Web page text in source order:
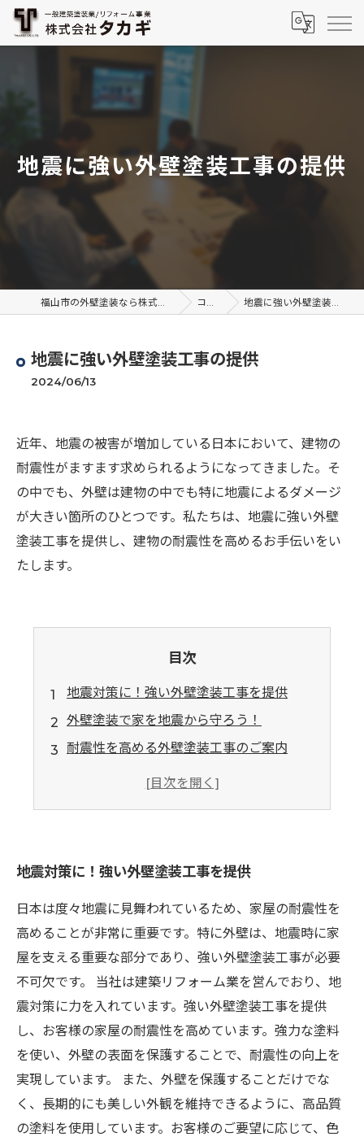
地震に強い外壁塗装工事の提供
福山市の外壁塗装なら株式会社TAKAGI コラム 地震に強い外壁塗装工事の提供
地震に強い外壁塗装工事の提供
2024/06/13
近年、地震の被害が増加している日本において、建物の
耐震性がますます求められるようになってきました。そ
の中でも、外壁は建物の中でも特に地震によるダメージ
が大きい箇所のひとつです。私たちは、地震に強い外壁
塗装工事を提供し、建物の耐震性を高めるお手伝いをい
たします。
目次
地震対策に！強い外壁塗装工事を提供
外壁塗装で家を地震から守ろう！
耐震性を高める外壁塗装工事のご案内
地震の被害から家を守る外壁塗装の重要性
地震対策に！強い外壁塗装工事を提供
日本は度々地震に見舞われているため、家屋の耐震性を
高めることが非常に重要です。特に外壁は、地震時に家
屋を支える重要な部分であり、強い外壁塗装工事が必要
不可欠です。 当社は建築リフォーム業を営んでおり、地
震対策に力を入れています。強い外壁塗装工事を提供
し、お客様の家屋の耐震性を高めています。強力な塗料
を使い、外壁の表面を保護することで、耐震性の向上を
実現しています。 また、外壁を保護することだけでな
く、長期的にも美しい外観を維持できるように、高品質
の塗料を使用しています。お客様のご要望に応じて、色